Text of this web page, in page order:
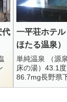
代
一平荘ホテ
ほたる温泉
単純温泉 （源
床の湯）43.1
86.7mg長野県
内町ほたる温